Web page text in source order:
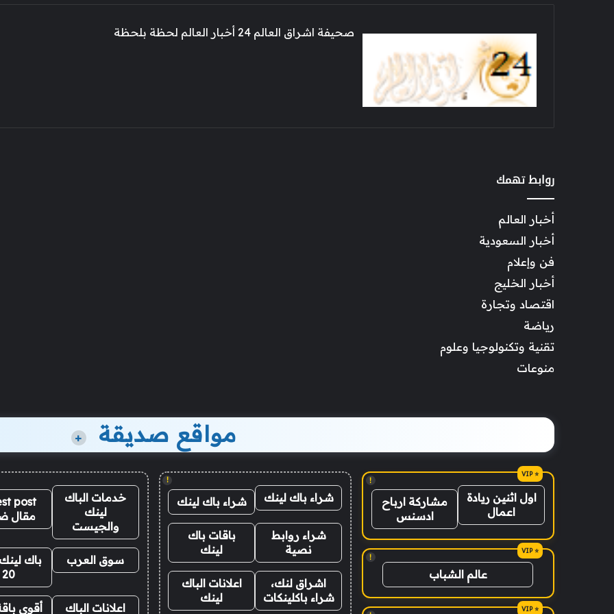
صحيفة اشراق العالم 24 أخبار العالم لحظة بلحظة
روابط تهمك
أخبار العالم
أخبار السعودية
فن وإعلام
أخبار الخليج
اقتصاد وتجارة
رياضة
تقنية وتكنولوجيا وعلوم
منوعات
مواقع صديقة +
!
اول اثنين ريادة
اعمال
مشاركة ارباح
ادسنس
!
عالم الشباب
!
شراء باك لينك شراء باك لينك
شراء روابط
نصية
باقات باك
لينك
اشراق لنك،
شراء باكلينكات
اعلانات الباك
لينك
خدمات الباك
لينك
والجيست
post
مقال
سوق العرب
باك
20
اعلانات الباك أقوى